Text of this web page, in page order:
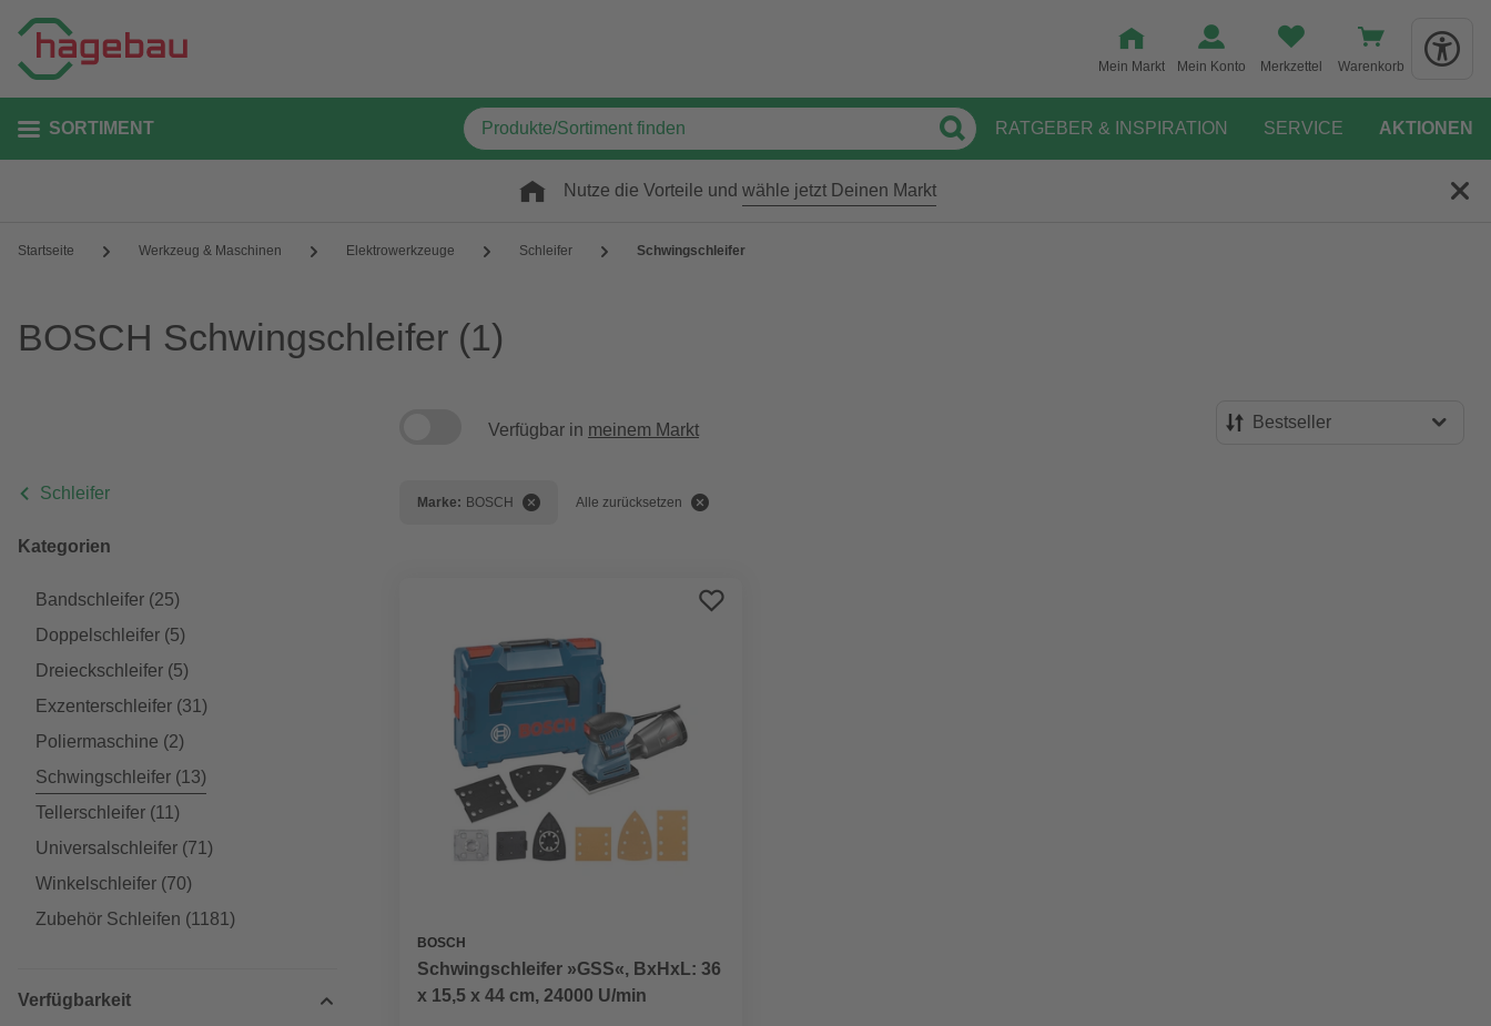
Mein Markt Mein Konto Merkzettel Warenkorb
SORTIMENT RATGEBER & INSPIRATION SERVICE AKTIONEN
Nutze die Vorteile und wähle jetzt Deinen Markt
Startseite Werkzeug & Maschinen Elektrowerkzeuge Schleifer Schwingschleifer
BOSCH Schwingschleifer (1)
Schleifer
Kategorien
Bandschleifer (25)
Doppelschleifer (5)
Dreieckschleifer (5)
Exzenterschleifer (31)
Poliermaschine (2)
Schwingschleifer (13)
Tellerschleifer (11)
Universalschleifer (71)
Winkelschleifer (70)
Zubehör Schleifen (1181)
Verfügbarkeit
Verfügbar in meinem Markt Bestseller
Marke: BOSCH Alle zurücksetzen
BOSCH
Schwingschleifer »GSS«, BxHxL: 36
x 15,5 x 44 cm, 24000 U/min